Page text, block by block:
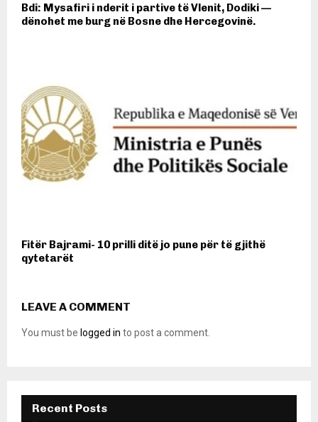
Bdi: Mysafiri i nderit i partive të Vlenit, Dodiki —
dënohet me burg në Bosne dhe Hercegovinë.
Fitër Bajrami- 10 prilli ditë jo pune për të gjithë
qytetarët
LEAVE A COMMENT
You must be logged in to post a comment.
Recent Posts